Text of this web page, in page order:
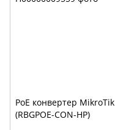
PoE конвертер MikroTik
(RBGPOE-CON-HP)